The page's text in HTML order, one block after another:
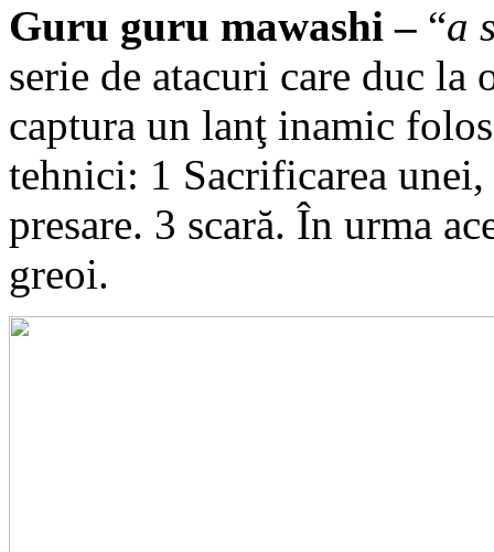
Guru guru mawashi – “a
serie de atacuri care duc la
captura un lanţ inamic
tehnici: 1 Sacrificarea
presare. 3 scară. În urma
greoi.